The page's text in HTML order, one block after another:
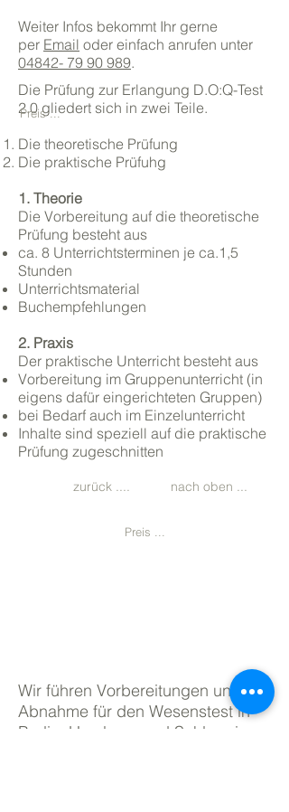
Weiter Infos bekommt Ihr gerne
per Email oder einfach anrufen unter
04842- 79 90 989.
Die Prüfung zur Erlangung D.O:Q-Test
2.0 gliedert sich in zwei Teile.
Die theoretische Prüfung
Die praktische Prüfuhg
1. Theorie
Die Vorbereitung auf die theoretische
Prüfung besteht aus
ca. 8 Unterrichtsterminen je ca.1,5
Stunden
Unterrichtsmaterial
Buchempfehlungen
2. Praxis
Der praktische Unterricht besteht aus
Vorbereitung im Gruppenunterricht (in
eigens dafür eingerichteten Gruppen)
bei Bedarf auch im Einzelunterricht
Inhalte sind speziell auf die praktische
Prüfung zugeschnitten
Preis ...
zurück .... nach oben ...
Preis ...
Wir führen Vorbereitungen und
Abnahme für den Wesenstest in
Berlin, Hamburg und Schleswig-